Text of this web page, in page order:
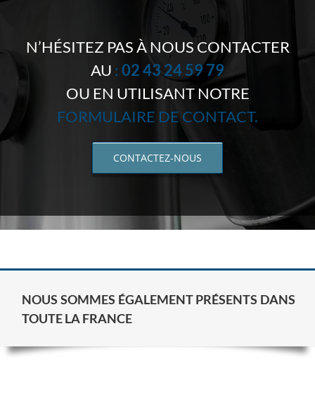
N’HÉSITEZ PAS À NOUS CONTACTER
AU : 02 43 24 59 79
OU EN UTILISANT NOTRE
FORMULAIRE DE CONTACT.
CONTACTEZ-NOUS
NOUS SOMMES ÉGALEMENT PRÉSENTS DANS
TOUTE LA FRANCE